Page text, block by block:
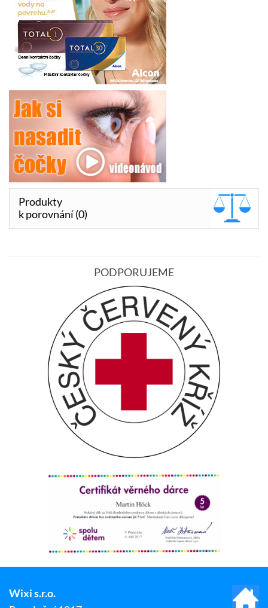
Produkty
k porovnání (0)
PODPORUJEME
Wixi s.r.o.